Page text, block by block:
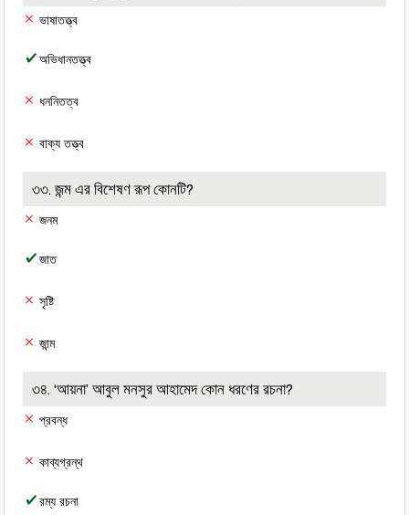
ভাষাতত্ত্ব
অভিধানতত্ত্ব
ধননিতত্ব
বাক্য তত্ত্ব
৩৩. জন্ম এর বিশেষণ রূপ কোনটি?
জনম
জাত
সৃষ্টি
জান্ম
৩৪. ‘আয়না’ আবুল মনসুর আহামেদ কোন ধরণের রচনা?
প্রবন্ধ
কাব্যগ্রন্থ
রম্য রচনা